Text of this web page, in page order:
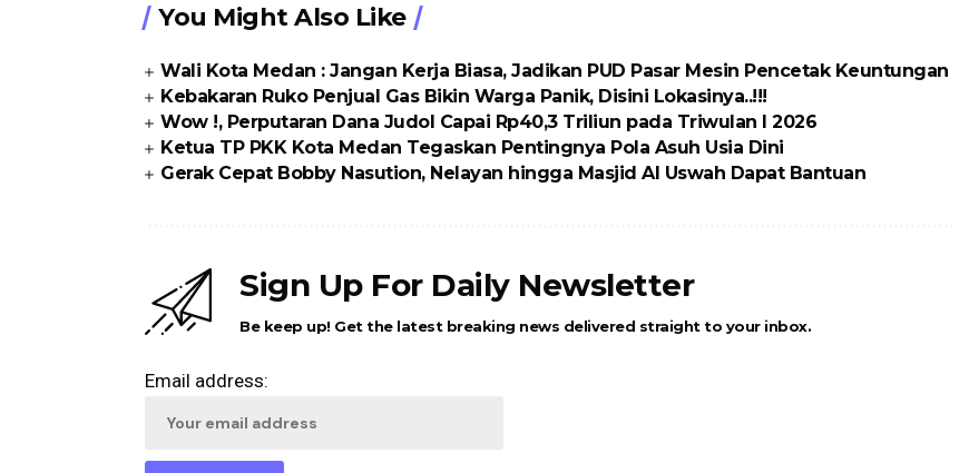
You Might Also Like
Wali Kota Medan : Jangan Kerja Biasa, Jadikan PUD Pasar Mesin Pencetak Keuntungan
Kebakaran Ruko Penjual Gas Bikin Warga Panik, Disini Lokasinya..!!!
Wow !, Perputaran Dana Judol Capai Rp40,3 Triliun pada Triwulan I 2026
Ketua TP PKK Kota Medan Tegaskan Pentingnya Pola Asuh Usia Dini
Gerak Cepat Bobby Nasution, Nelayan hingga Masjid Al Uswah Dapat Bantuan
Sign Up For Daily Newsletter
Be keep up! Get the latest breaking news delivered straight to your inbox.
Email address: